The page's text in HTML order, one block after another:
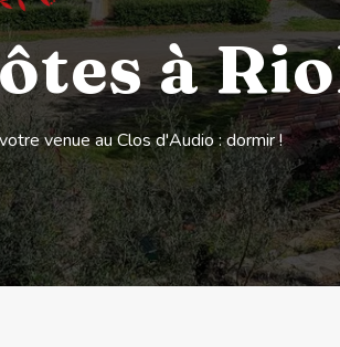
à
venue au Clos d'Audio : dormir !